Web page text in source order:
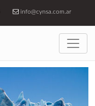
info@cynsa.com.ar